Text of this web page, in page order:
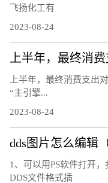
飞扬化工有
2023-08-24
上半年，最终消费支出
“主引擎...
2023-08-24
dds图片怎么编辑
1、可以用PS软件打开
DDS文件格式插